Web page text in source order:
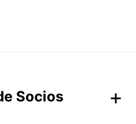
Socios